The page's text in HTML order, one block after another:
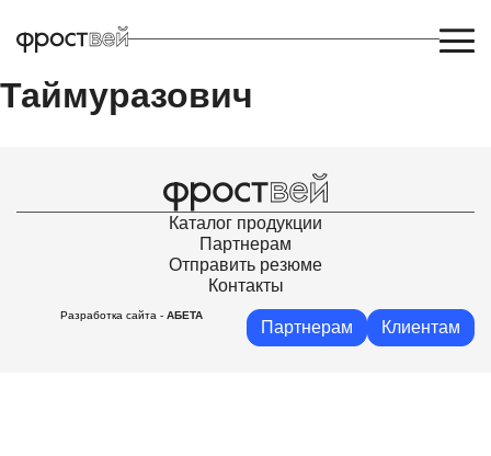
Хабаев Хасан
Таймуразович
Каталог продукции
Партнерам
Отправить резюме
Контакты
Разработка сайта - АБЕТА
Партнерам Клиентам